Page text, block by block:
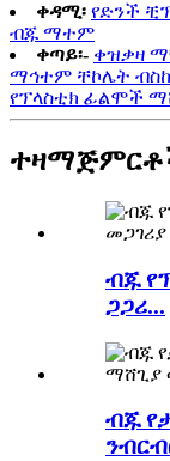
ቀዳሚ፡ የድንች
ብጁ ማተም
ቀጣይ፡- ቀዝቃዛ
ማኅተም ቸኮሌት
የፕላስቲክ ፊልሞች
ተዛማጅ
ብጁ
ጋጋሪ...
ብጁ